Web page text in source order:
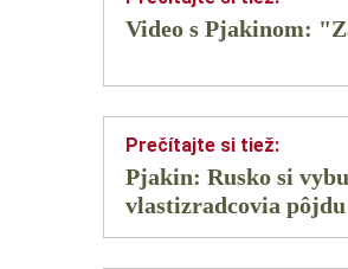
Video s Pjakinom:
Pjakin: Rusko si
vlastizradcovia